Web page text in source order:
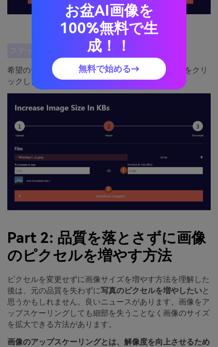
最終的な画像を保存します
希望のサイズ (KB 単位) を設定し、[ダウンロード] をクリ
ックします。
Part 2: 品質を落とさずに画像
のピクセルを増やす方法
ピクセルを変更せずに画像サイズを増やす方法を理解した
後は、元の品質を失わずに写真のピクセルを増やしたいと
思うかもしれません。良いニュースがあります、画像をア
ップスケーリングしても細部を失うことなく画像のサイズ
を拡大できる方法があります。
画像のアップスケーリングとは、解像度を向上させるため
お盆AI画像を
100%無料で生
成！！
無料で始める→